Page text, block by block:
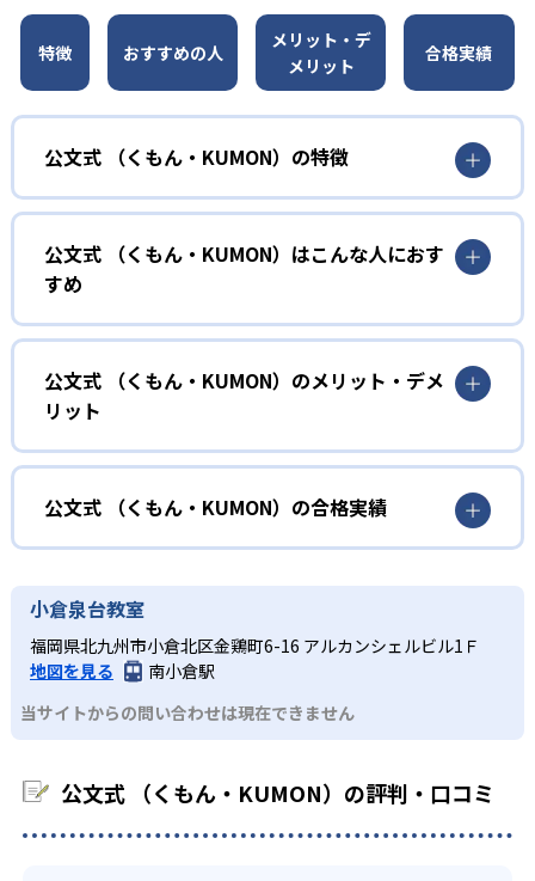
特徴 おすすめの人
メリット・デ
メリット
合格実績
公文式 （くもん・KUMON）の特徴
01
無学年式の学力別学習
KUMONでは、年齢や学年にとらわれずに、一人ひとりの学
力に応じたレベルから学習を始めている。
確実に100点が取れるレベルから少しずつ難易度を上げてい
しさを経験できる。
KUMONの教材は、簡単な問題から高度な問題へと、スモー
ルステップで進んでいけるよう工夫されている。このスタ
イルは子どもの学習意欲をかき立てるため、教えてもらう
という受け身の姿勢ではなく、自ら進んで学ぶ姿勢を身に
つけられるだろう。
また、自学学習スタイルで学ぶ子どもたちは、自らの学習
課題に気がつくようになる。学年を超えた範囲も学習でき
るため、早い時期から高校教材に進む生徒もいる。
03 フレキシブルな受講スタイル
でも週2回受講できる。そのため、部活や他の習い事で忙し
らのオンライン受講と通室を組み合わせることも可能だ。
公文式 （くもん・KUMON）はこんな人におす
すめ
幼児
小学校に入る準備をしたい幼児向け
KUMONでは細かいステップに分かれた教材で、わかる楽し
さを経験しながら無理なく力を高めていける。
性格や学習への取り組み姿勢に合わせて内容も調整するた
め、小学校に入ってもつまずきにくい学力を身につけられ
るだろう。
中学に向けて苦手教科を克服したい子ども向け
KUMONでは経験豊富な先生が、子どものやる気を引き出せ
るよう適切なヒントを与えたり、声かけをしたりしてい
少しずつ苦手意識を克服できるだろう。
部活や習い事と両立したい生徒向け
KUMONでは、一人ひとりの学習状況やスケジュールに合わ
公文式 （くもん・KUMON）のメリット・デメ
リット
どんなメリットがある？
KUMONでは自学自習スタイルで勉強するため、集中力や目
標に向かって頑張りやり抜く力を育むことができる。ま
た、年齢や学年にとらわれずに自分の学力に相応したレベ
ルから学習できるため、難しすぎてやる気を損ねたり、簡
単すぎて退屈することもない。
どんなデメリットがある？
KUMONでは、中高生のクラスでも数学・英語・国語の3教
科に限られるため、その他の教科に関しては他塾を検討す
る必要があるだろう。
公文式 （くもん・KUMON）の合格実績
KUMONは、公式サイトでは合格実績は公開していない。志
望校への実績があるかどうかは、通う予定の教室に問い合
わせたい。
小倉泉台教室
福岡県北九州市小倉北区金鶏町6-16 アルカンシェルビル1Ｆ
地図を見る
南小倉駅
当サイトからの問い合わせは現在できません
公文式 （くもん・KUMON）の評判・口コミ